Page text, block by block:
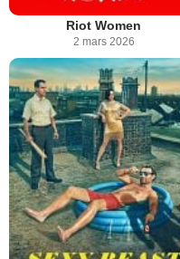
Riot Women
2 mars 2026